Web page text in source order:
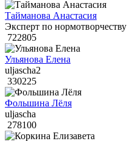
Тайманова Анастасия
Эксперт по нормотворчеству
722805
Ульянова Елена
uljascha2
330225
Фольшина Лёля
uljascha
278100